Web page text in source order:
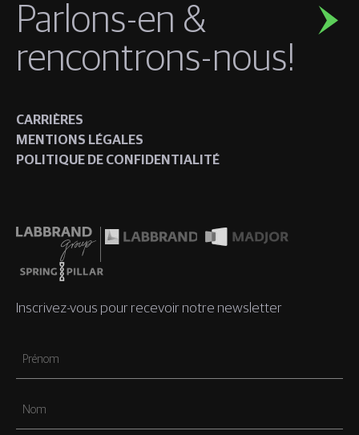
Parlons-en &
rencontrons-nous!
CARRIÈRES
MENTIONS LÉGALES
POLITIQUE DE CONFIDENTIALITÉ
Inscrivez-vous pour recevoir notre newsletter